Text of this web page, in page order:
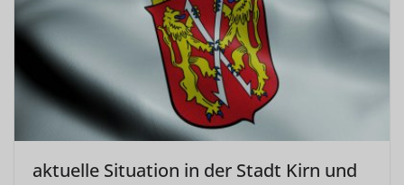
aktuelle Situation in der Stadt Kirn und